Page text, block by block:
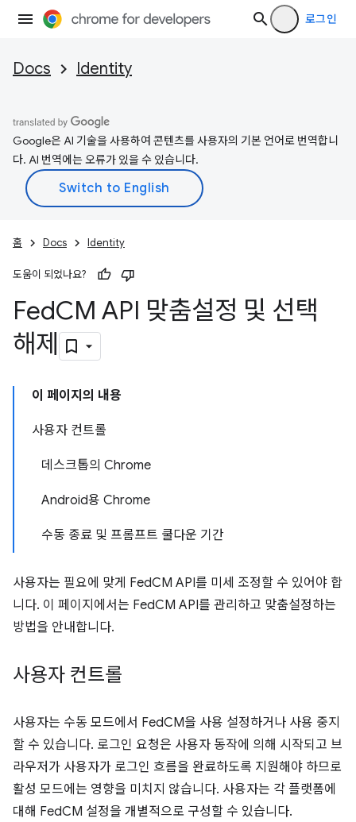
로그인
Docs Identity
Google은 AI 기술을 사용하여 콘텐츠를 사용자의 기본 언어로 번역합니
다. AI 번역에는 오류가 있을 수 있습니다.
홈 Docs Identity
도움이 되었나요?
FedCM API 맞춤설정 및 선택
해제
이 페이지의 내용
사용자 컨트롤
데스크톱의 Chrome
Android용 Chrome
수동 종료 및 프롬프트 쿨다운 기간
사용자는 필요에 맞게 FedCM API를 미세 조정할 수 있어야 합
니다. 이 페이지에서는 FedCM API를 관리하고 맞춤설정하는
방법을 안내합니다.
사용자 컨트롤
사용자는 수동 모드에서 FedCM을 사용 설정하거나 사용 중지
할 수 있습니다. 로그인 요청은 사용자 동작에 의해 시작되고 브
라우저가 사용자가 로그인 흐름을 완료하도록 지원해야 하므로
활성 모드에는 영향을 미치지 않습니다. 사용자는 각 플랫폼에
대해 FedCM 설정을 개별적으로 구성할 수 있습니다.